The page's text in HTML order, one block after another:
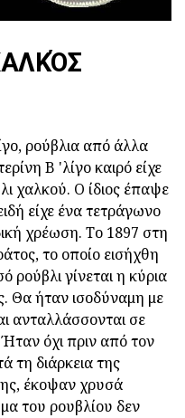
ρούβλια από άλλα
Β 'λίγο καιρό είχε
χαλκού. Ο ίδιος έπαψε
είχε ένα τετράγωνο
χρέωση. Το 1897 στη
το οποίο εισήχθη
ρούβλι γίνεται η κύρια
Θα ήταν ισοδύναμη με
ανταλλάσσονται σε
όχι πριν από τον
τη διάρκεια της
έκοψαν χρυσά
του ρουβλίου δεν